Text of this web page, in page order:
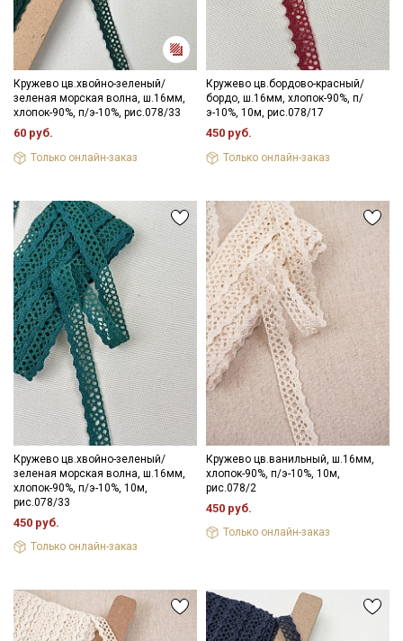
Кружево цв.хвойно-зеленый/
зеленая морская волна, ш.16мм,
хлопок-90%, п/э-10%, рис.078/33
60 руб.
Только онлайн-заказ
Кружево цв.бордово-красный/
бордо, ш.16мм, хлопок-90%, п/
э-10%, 10м, рис.078/17
450 руб.
Только онлайн-заказ
Кружево цв.хвойно-зеленый/
зеленая морская волна, ш.16мм,
хлопок-90%, п/э-10%, 10м,
рис.078/33
450 руб.
Только онлайн-заказ
Кружево цв.ванильный, ш.16мм,
хлопок-90%, п/э-10%, 10м,
рис.078/2
450 руб.
Только онлайн-заказ
Секретная рассылка от Купава
Мы публикуем здесь дополнительные
промокоды и скидки до 30% на узкие
Электронная почта
Подписаться
Ознакомлен(а) сПолитикой обработки персональных
данныхи даю Согласие на обработку персональных
данных
ДаюСогласие на получение рекламных и
информационных рассылок